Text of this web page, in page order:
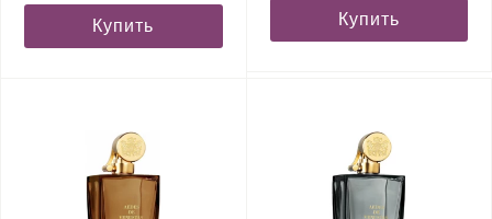
Купить Купить